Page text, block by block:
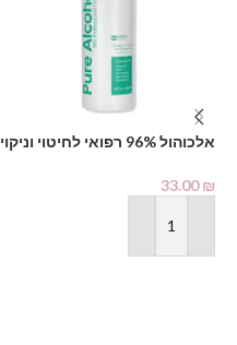
אלכוהול 96% רפואי לחיטוי וניקוי
Alcohol
33.00₪
הוספה לסל